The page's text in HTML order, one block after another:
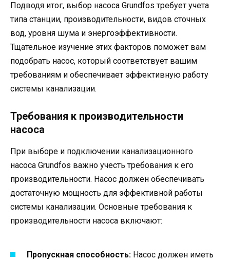
Подводя итог, выбор насоса Grundfos требует учета
типа станции, производительности, видов сточных
вод, уровня шума и энергоэффективности.
Тщательное изучение этих факторов поможет вам
подобрать насос, который соответствует вашим
требованиям и обеспечивает эффективную работу
системы канализации.
Требования к производительности
насоса
При выборе и подключении канализационного
насоса Grundfos важно учесть требования к его
производительности. Насос должен обеспечивать
достаточную мощность для эффективной работы
системы канализации. Основные требования к
производительности насоса включают:
Пропускная способность: Насос должен иметь